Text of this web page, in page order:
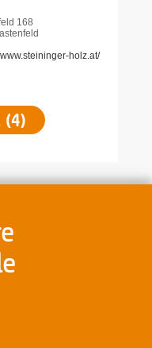
168
www.steininger-holz.at/
(4)